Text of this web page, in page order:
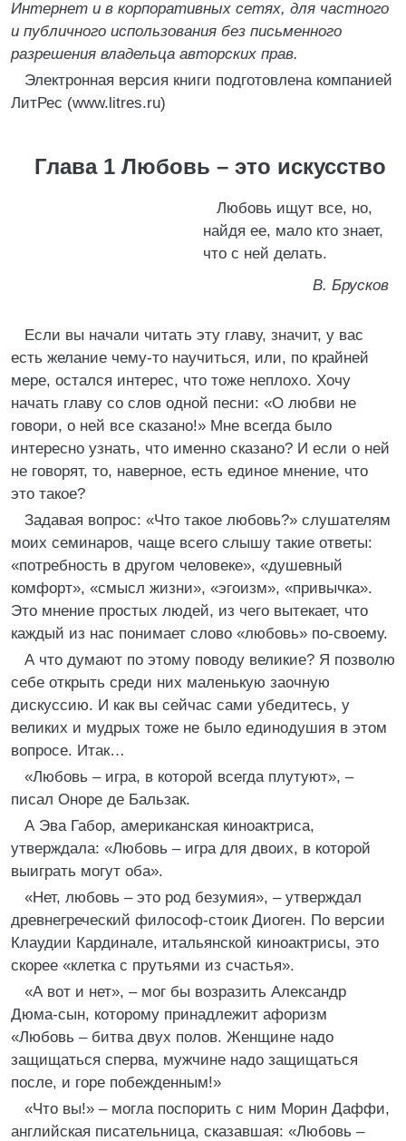
Интернет и в корпоративных сетях, для частного
и публичного использования без письменного
разрешения владельца авторских прав.
Электронная версия книги подготовлена компанией
ЛитРес (www.litres.ru)
Глава 1 Любовь – это искусство
Любовь ищут все, но,
найдя ее, мало кто знает,
что с ней делать.
В. Брусков
Если вы начали читать эту главу, значит, у вас
есть желание чему-то научиться, или, по крайней
мере, остался интерес, что тоже неплохо. Хочу
начать главу со слов одной песни: «О любви не
говори, о ней все сказано!» Мне всегда было
интересно узнать, что именно сказано? И если о ней
не говорят, то, наверное, есть единое мнение, что
это такое?
Задавая вопрос: «Что такое любовь?» слушателям
моих семинаров, чаще всего слышу такие ответы:
«потребность в другом человеке», «душевный
комфорт», «смысл жизни», «эгоизм», «привычка».
Это мнение простых людей, из чего вытекает, что
каждый из нас понимает слово «любовь» по-своему.
А что думают по этому поводу великие? Я позволю
себе открыть среди них маленькую заочную
дискуссию. И как вы сейчас сами убедитесь, у
великих и мудрых тоже не было единодушия в этом
вопросе. Итак…
«Любовь – игра, в которой всегда плутуют», –
писал Оноре де Бальзак.
А Эва Габор, американская киноактриса,
утверждала: «Любовь – игра для двоих, в которой
выиграть могут оба».
«Нет, любовь – это род безумия», – утверждал
древнегреческий философ-стоик Диоген. По версии
Клаудии Кардинале, итальянской киноактрисы, это
скорее «клетка с прутьями из счастья».
«А вот и нет», – мог бы возразить Александр
Дюма-сын, которому принадлежит афоризм
«Любовь – битва двух полов. Женщине надо
защищаться сперва, мужчине надо защищаться
после, и горе побежденным!»
«Что вы!» – могла поспорить с ним Морин Даффи,
английская писательница, сказавшая: «Любовь –